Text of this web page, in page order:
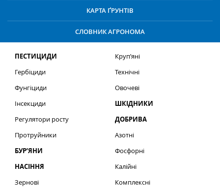
КАРТА ҐРУНТІВ
СЛОВНИК АГРОНОМА
ПЕСТИЦИДИ
Гербіциди
Фунгіциди
Інсекциди
Регулятори росту
Протруйники
БУР’ЯНИ
НАСІННЯ
Зернові
Круп’яні
Технічні
Овочеві
ШКІДНИКИ
ДОБРИВА
Азотні
Фосфорні
Калійні
Комплексні